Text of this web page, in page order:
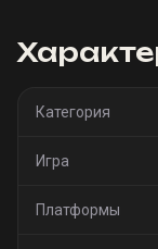
Категория
Игра
Платформы